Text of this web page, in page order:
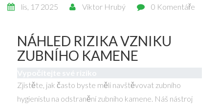
lis, 17 2025 Viktor Hrubý 0 Komentáře
NÁHLED RIZIKA VZNIKU
ZUBNÍHO KAMENE
Zjistěte, jak často byste měli navštěvovat zubního
hygienistu na odstranění zubního kamene. Náš nástroj